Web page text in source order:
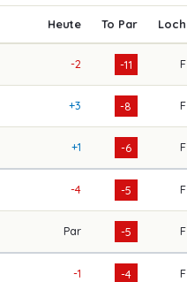
Heute To Par Loch
-2 -11 F
+3 -8 F
+1 -6 F
-4 -5 F
Par -5 F
-1 -4 F